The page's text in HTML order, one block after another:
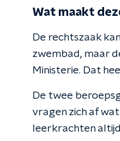
Wat maakt
De rechtszaak
zwembad, maar
Ministerie. Dat
De twee
vragen zich af
leerkrachten